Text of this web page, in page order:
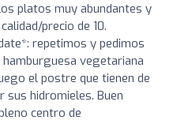
platos muy abundantes y
precio de 10.
repetimos y pedimos
vegetariana
el postre que tienen de
sus hidromieles. Buen
centro de